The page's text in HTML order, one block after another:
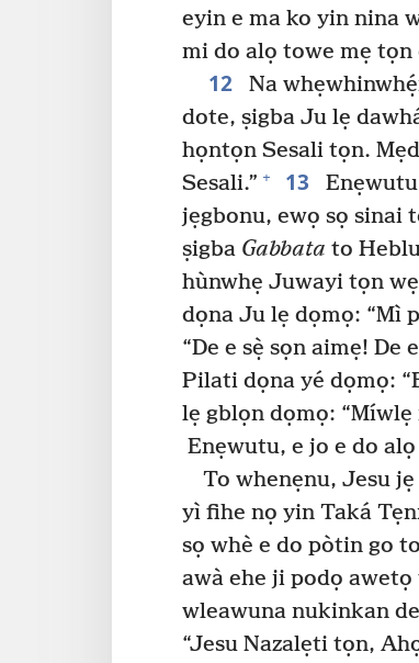
eyin e ma ko yin nina
mi do alọ towe mẹ tọn
12
Na
dote, ṣigba Ju lẹ
họntọn Sesali tọn.
Sesali.” + 13
jẹgbonu, ewọ sọ sinai
ṣigba Gabbata to
hùnwhẹ Juwayi tọn
dọna Ju lẹ dọmọ: “Mì
“De e sẹ̀ sọn aimẹ!
Pilati dọna yé dọmọ:
lẹ gblọn dọmọ: “Míwlẹ
Enẹwutu, e jo e do
To whenẹnu, Jesu
yì fihe nọ yin Taká
sọ whè e do pòtin go
awà ehe ji podọ
wleawuna nukinkan
“Jesu Nazalẹti tọn,